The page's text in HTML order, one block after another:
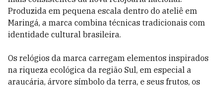
Produzida em pequena escala dentro do ateliê em
Maringá, a marca combina técnicas tradicionais com
identidade cultural brasileira.
Os relógios da marca carregam elementos inspirados
na riqueza ecológica da região Sul, em especial a
araucária, árvore símbolo da terra, e seus frutos, os